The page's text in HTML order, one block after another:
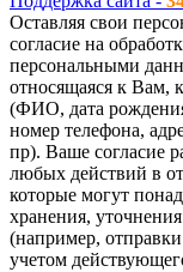
Оставляя свои
согласие на
персональными
относящаяся к Вам,
(ФИО, дата
номер телефона,
пр). Ваше согласие
любых действий в
которые могут
хранения,
(например,
учетом